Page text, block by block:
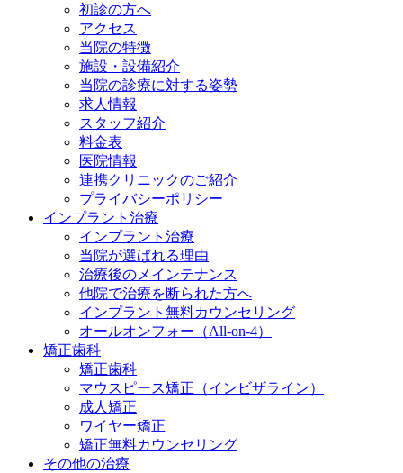
初診の方へ
アクセス
当院の特徴
施設・設備紹介
当院の診療に対する姿勢
求人情報
スタッフ紹介
料金表
医院情報
連携クリニックのご紹介
プライバシーポリシー
インプラント治療
インプラント治療
当院が選ばれる理由
治療後のメインテナンス
他院で治療を断られた方へ
インプラント無料カウンセリング
オールオンフォー（All-on-4）
矯正歯科
矯正歯科
マウスピース矯正（インビザライン）
成人矯正
ワイヤー矯正
矯正無料カウンセリング
その他の治療